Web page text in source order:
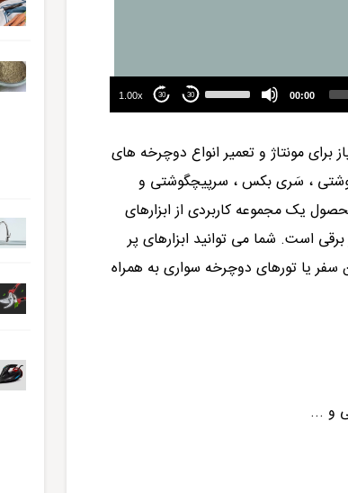
00:00
Use
Up/Down
Arrow
increase
decrease
30
30
1.00x
برای مونتاژ و تعمیر انواع دوچرخه های
، سَری بکس ، سرپیچگوشتی و
یک مجموعه کاربردی از ابزارهای
است. شما می توانید ابزارهای پر
یا تورهای دوچرخه سواری به همراه
و ...